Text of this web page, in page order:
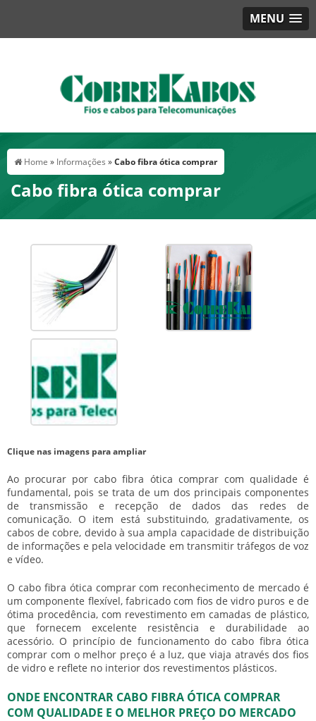
MENU
Home » Informações »Cabo fibra ótica comprar
Cabo fibra ótica comprar
Clique nas imagens para ampliar
Ao procurar porcabo fibra ótica comprarcom qualidade é
fundamental, pois se trata de um dos principais componentes
de transmissão e recepção de dados das redes de
comunicação. O item está substituindo, gradativamente, os
cabos de cobre, devido à sua ampla capacidade de distribuição
de informações e pela velocidade em transmitir tráfegos de voz
e vídeo.
O cabo fibra ótica comprarcom reconhecimento de mercado é
um componente flexível, fabricado com fios de vidro puros e de
ótima procedência, com revestimento em camadas de plástico,
que fornecem excelente resistência e durabilidade ao
acessório. O princípio de funcionamento docabo fibra ótica
comprar com o melhor preço é a luz, que viaja através dos fios
de vidro e reflete no interior dos revestimentos plásticos.
ONDE ENCONTRAR CABO FIBRA ÓTICA COMPRAR
COM QUALIDADE E O MELHOR PREÇO DO MERCADO